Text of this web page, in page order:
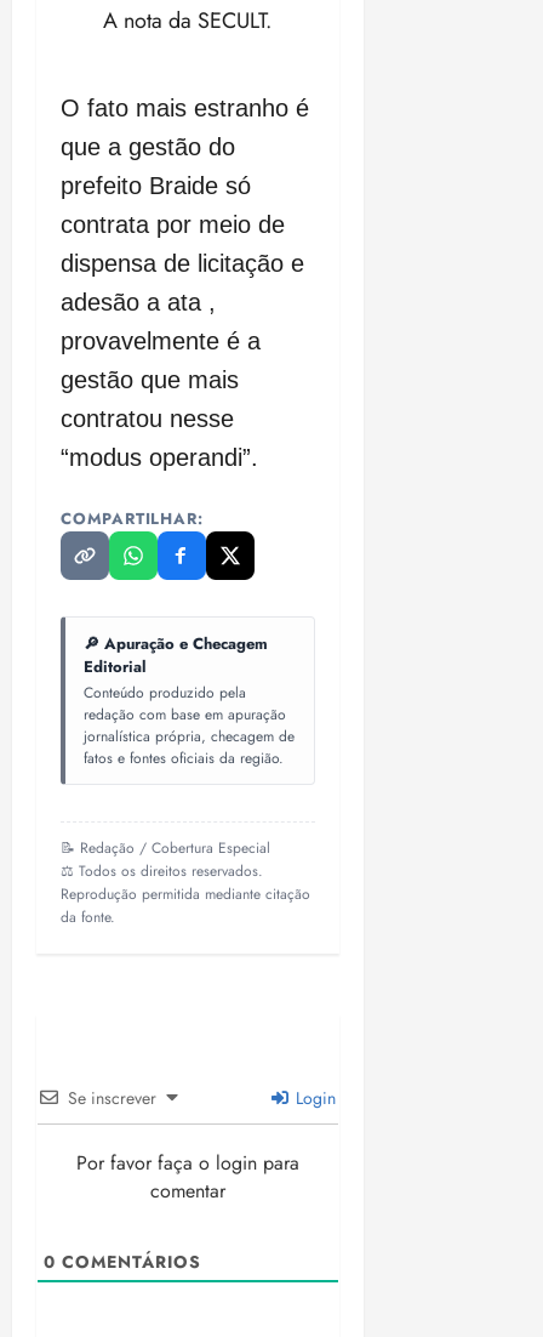
A nota da SECULT.
O fato mais estranho é
que a gestão do
prefeito Braide só
contrata por meio de
dispensa de licitação e
adesão a ata ,
provavelmente é a
gestão que mais
contratou nesse
“modus operandi”.
COMPARTILHAR:
🔎 Apuração e Checagem
Editorial
Conteúdo produzido pela
redação com base em apuração
jornalística própria, checagem de
fatos e fontes oficiais da região.
📝 Redação / Cobertura Especial
⚖️ Todos os direitos reservados.
Reprodução permitida mediante citação
da fonte.
Se inscrever Login
Por favor faça o login para
comentar
0 COMENTÁRIOS